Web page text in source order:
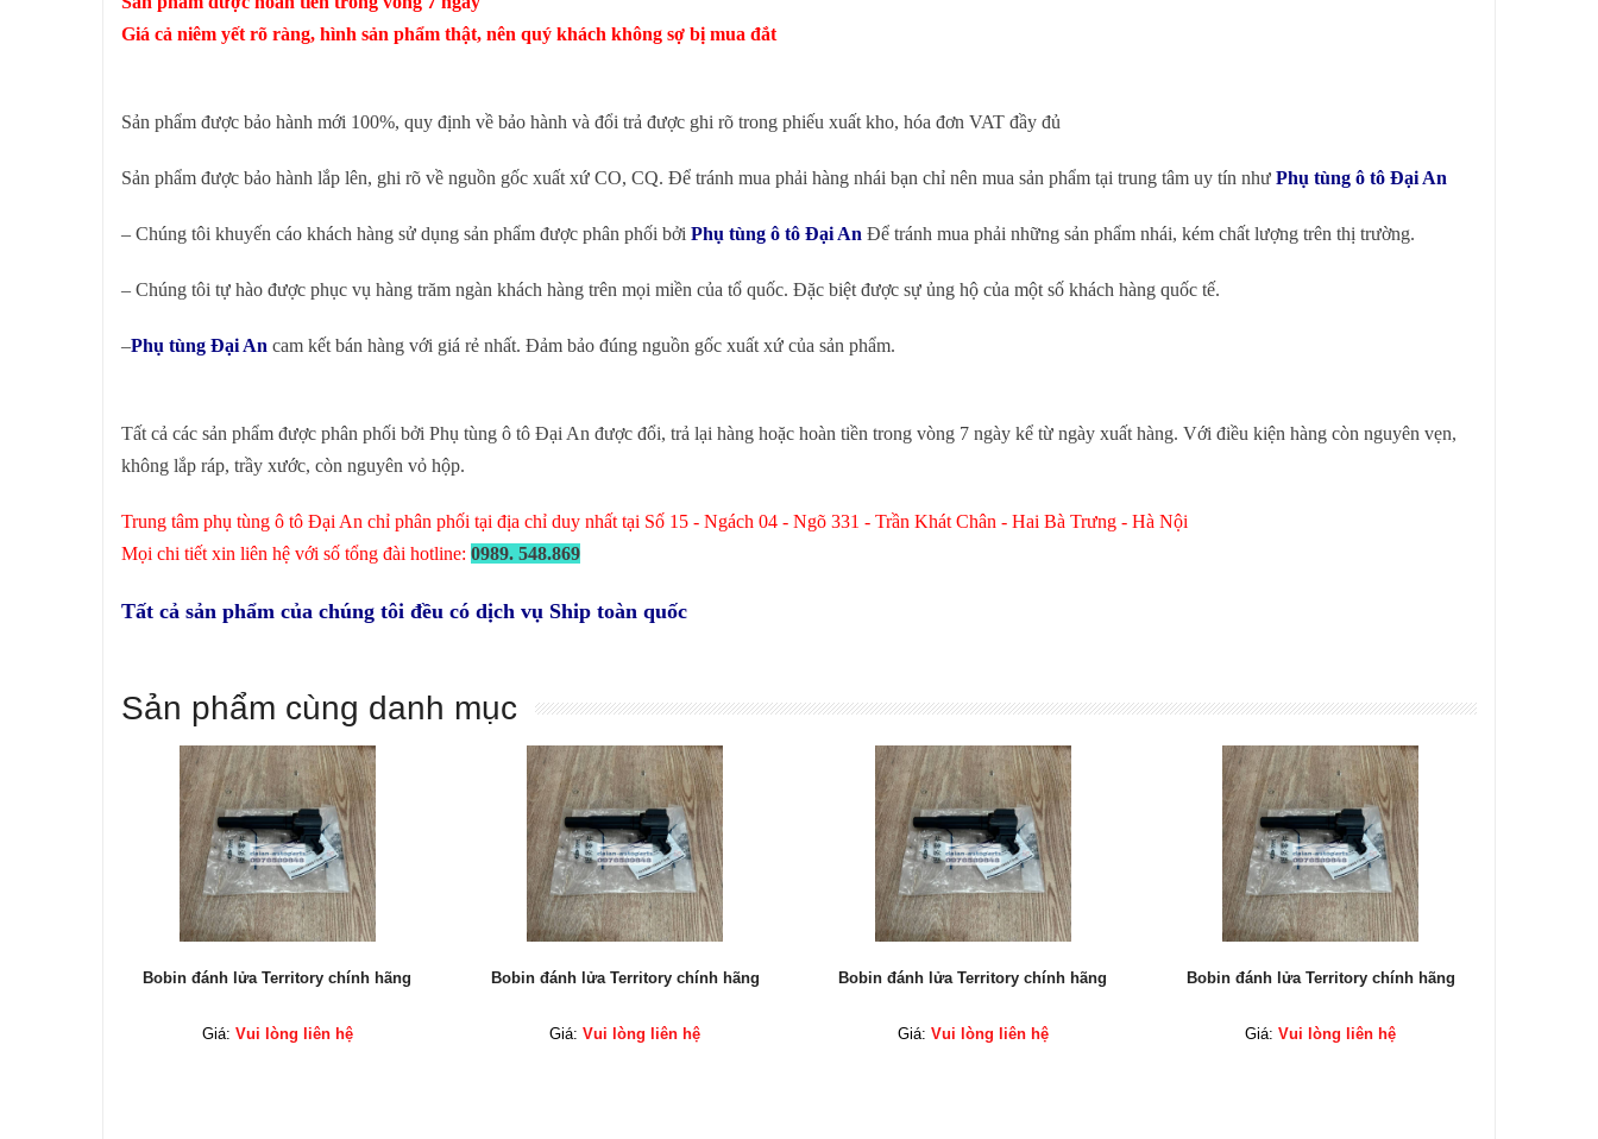
Giá cả niêm yết rõ ràng, hình sản phẩm thật, nên quý khách không sợ bị mua đắt
Sản phẩm được bảo hành mới 100%, quy định về bảo hành và đổi trả được ghi rõ trong phiếu xuất kho, hóa đơn VAT đầy đủ
Sản phẩm được bảo hành lắp lên, ghi rõ về nguồn gốc xuất xứ CO, CQ. Để tránh mua phải hàng nhái bạn chỉ nên mua sản phẩm tại trung tâm uy tín như Phụ tùng ô tô Đại An
– Chúng tôi khuyến cáo khách hàng sử dụng sản phẩm được phân phối bởi Phụ tùng ô tô Đại An Để tránh mua phải những sản phẩm nhái, kém chất lượng trên thị trường.
– Chúng tôi tự hào được phục vụ hàng trăm ngàn khách hàng trên mọi miền của tổ quốc. Đặc biệt được sự ủng hộ của một số khách hàng quốc tế.
–Phụ tùng Đại An cam kết bán hàng với giá rẻ nhất. Đảm bảo đúng nguồn gốc xuất xứ của sản phẩm.
Tất cả các sản phẩm được phân phối bởi Phụ tùng ô tô Đại An được đổi, trả lại hàng hoặc hoàn tiền trong vòng 7 ngày kể từ ngày xuất hàng. Với điều kiện hàng còn nguyên vẹn,
không lắp ráp, trầy xước, còn nguyên vỏ hộp.
Trung tâm phụ tùng ô tô Đại An chỉ phân phối tại địa chỉ duy nhất tại Số 15 - Ngách 04 - Ngõ 331 - Trần Khát Chân - Hai Bà Trưng - Hà Nội
Mọi chi tiết xin liên hệ với số tổng đài hotline: 0989. 548.869
Tất cả sản phẩm của chúng tôi đều có dịch vụ Ship toàn quốc
Sản phẩm cùng danh mục
Bobin đánh lửa Territory chính hãng
Giá: Vui lòng liên hệ
Bobin đánh lửa Territory chính hãng
Giá:Vui lòng liên hệ
Bobin đánh lửa Territory chính hãng
Giá: Vui lòng liên hệ
Bobin đánh lửa Territory chính hãng
Giá:Vui lòng liên hệ